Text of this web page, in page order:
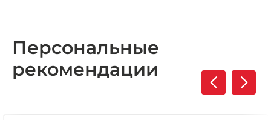
Персональные
рекомендации